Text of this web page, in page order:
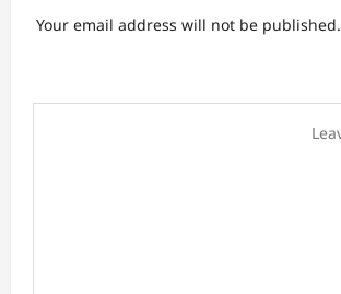
Your email address will not be published.